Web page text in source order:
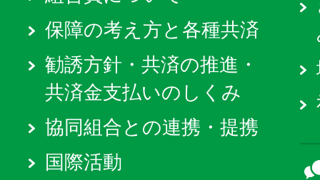
保障の考え方と各種共済
勧誘方針・共済の推進・
共済金支払いのしくみ
協同組合との連携・提携
国際活動